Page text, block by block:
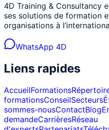
4D Training & Consultancy
ses solutions de formation
organisations à
WhatsApp 4D
Liens rapides
AccueilFormations
formationsConseilSecteurs
sommes-nousContactBlog
demandeCarrièresRéseau